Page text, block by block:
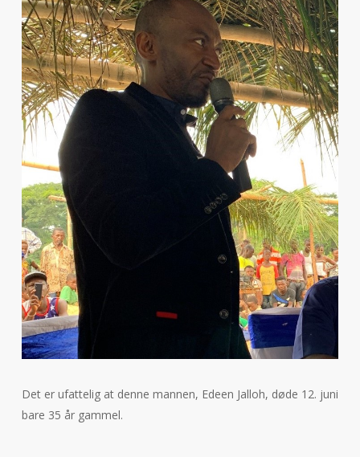
Det er ufattelig at denne mannen, Edeen Jalloh, døde 12. juni
bare 35 år gammel.